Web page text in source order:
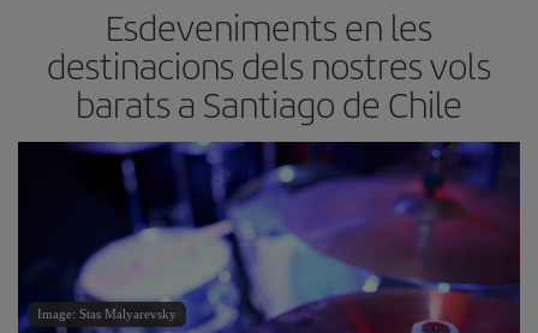
Esdeveniments en les
destinacions dels nostres vols
barats a Santiago de Chile
Image: Stas Malyarevsky